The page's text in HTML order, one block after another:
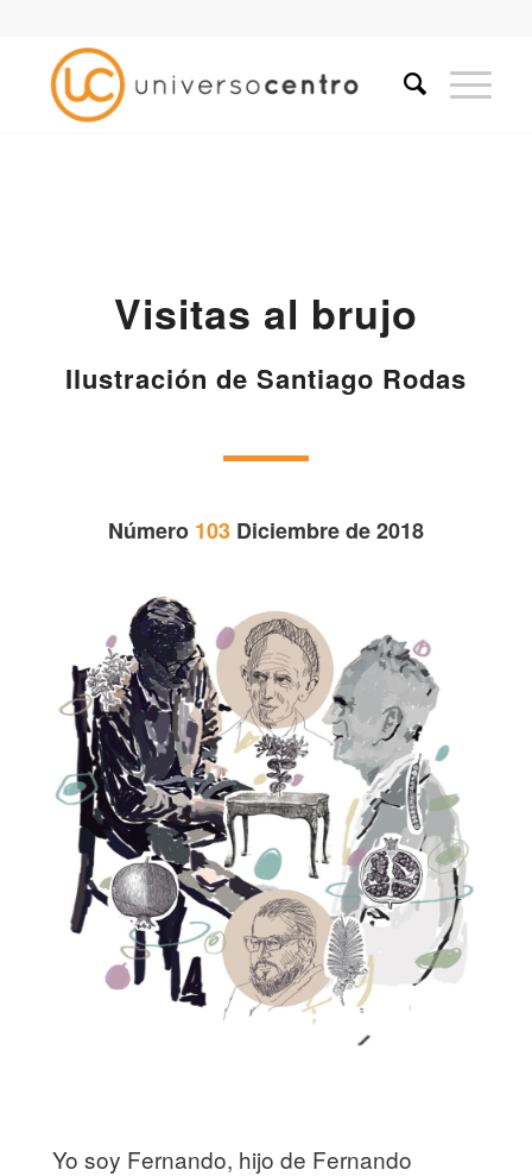
Visitas al brujo
Ilustración de Santiago Rodas
Número103Diciembre de 2018
Yo soy Fernando, hijo de Fernando